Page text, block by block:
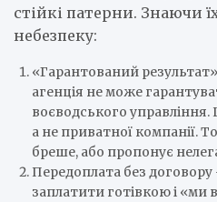
стійкі патерни. Знаючи
небезпеку:
«Гарантований
агенція не може
воєводського
а не приватної компанії.
бреше, або пропонує
Передоплата без
заплатити готівкою і «ми